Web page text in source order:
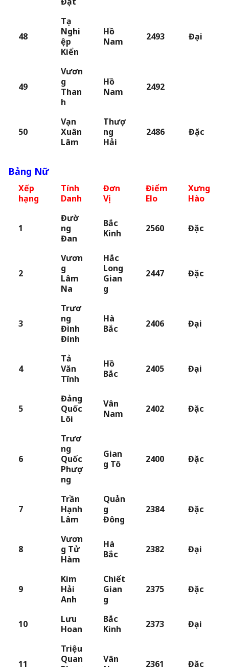
48
Tạ
Nghi
ệp
Kiển
Hồ
Nam
2493 Đại
49
Vươn
g
Than
h
Hồ
Nam
2492
50
Vạn
Xuân
Lâm
Thượ
ng
Hải
2486 Đặc
Bảng Nữ
Xếp
hạng
Tính
Danh
Đơn
Vị
Điểm
Elo
Xưng
Hào
1
Đườ
ng
Đan
Bắc
Kinh
2560 Đặc
2
Vươn
g
Lâm
Na
Hắc
Long
Gian
g
2447 Đặc
3
Trươ
ng
Đình
Đình
Hà
Bắc
2406 Đại
4
Tả
Văn
Tĩnh
Hồ
Bắc
2405 Đại
5
Đảng
Quốc
Lôi
Vân
Nam
2402 Đặc
6
Trươ
ng
Quốc
Phượ
ng
Gian
g Tô
2400 Đặc
7
Trần
Hạnh
Lâm
Quản
g
Đông
2384 Đặc
8
Vươn
g Tử
Hàm
Hà
Bắc
2382 Đại
9
Kim
Hải
Anh
Chiết
Gian
g
2375 Đặc
10
Lưu
Hoan
Bắc
Kinh
2373 Đại
11
Triệu
Quan
Vân
2361 Đặc